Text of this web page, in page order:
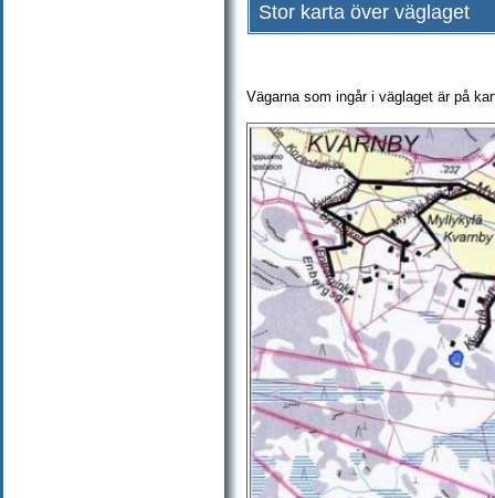
Stor karta över väglaget
Vägarna som ingår i väglaget är på